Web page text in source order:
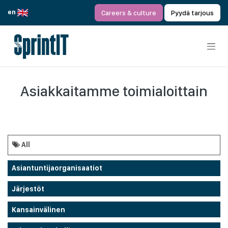
en
Careers & culture Pyydä tarjous
Asiakkaitamme toimialoittain
All
Asiantuntijaorganisaatiot
Järjestöt
Kansainvälinen